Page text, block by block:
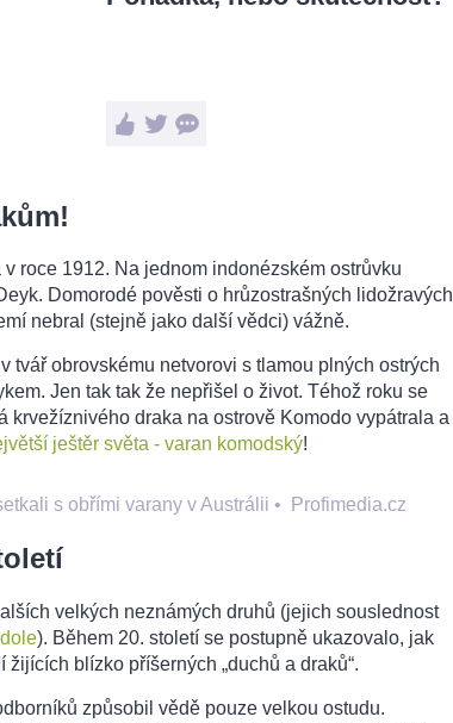
roce 1912. Na jednom indonézském ostrůvku
Domorodé pověsti o hrůzostrašných lidožravých
nebral (stejně jako další vědci) vážně.
tvář obrovskému netvorovi s tlamou plných ostrých
Jen tak tak že nepřišel o život. Téhož roku se
krvežíznivého draka na ostrově Komodo vypátrala a
ještěr světa - varan komodský!
s obřími varany v Austrálii • Profimedia.cz
velkých neznámých druhů (jejich souslednost
). Během 20. století se postupně ukazovalo, jak
blízko příšerných „duchů a draků“.
způsobil vědě pouze velkou ostudu.